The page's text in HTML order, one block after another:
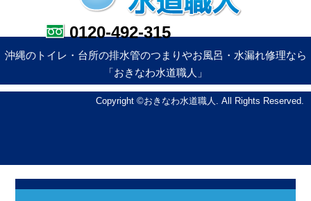
0120-492-315
沖縄のトイレ・台所の排水管のつまりやお風呂・水漏れ修理なら
「おきなわ水道職人」
Copyright ©おきなわ水道職人. All Rights Reserved.